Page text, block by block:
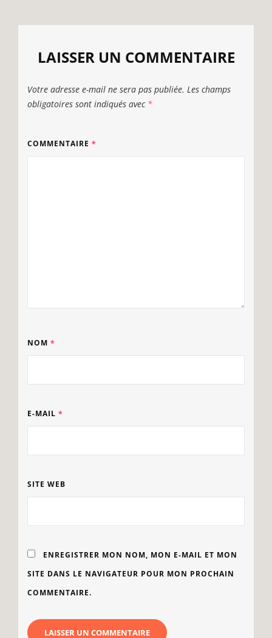
LAISSER UN COMMENTAIRE
Votre adresse e-mail ne sera pas publiée. Les champs
obligatoires sont indiqués avec *
COMMENTAIRE *
NOM *
E-MAIL *
SITE WEB
ENREGISTRER MON NOM, MON E-MAIL ET MON
SITE DANS LE NAVIGATEUR POUR MON PROCHAIN
COMMENTAIRE.